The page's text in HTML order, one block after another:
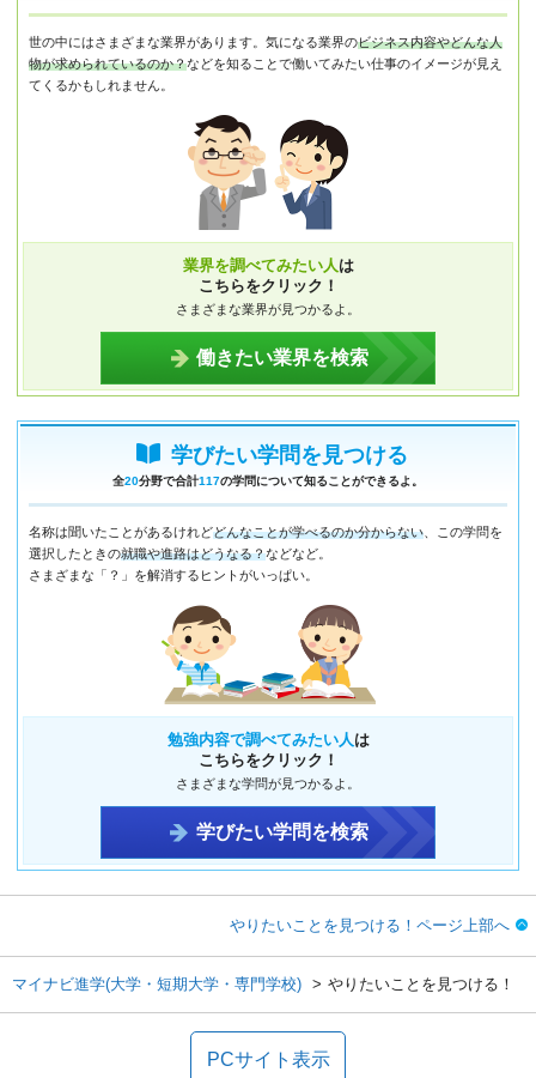
世の中にはさまざまな業界があります。気になる業界のビジネス内容やどんな人
物が求められているのか？などを知ることで働いてみたい仕事のイメージが見え
てくるかもしれません。
業界を調べてみたい人は
こちらをクリック！
さまざまな業界が見つかるよ。
働きたい業界を検索
学びたい学問を見つける
全20分野で合計117の学問について知ることができるよ。
名称は聞いたことがあるけれどどんなことが学べるのか分からない 、この学問を
選択したときの就職や進路はどうなる？などなど。
さまざまな「？」を解消するヒントがいっぱい。
勉強内容で調べてみたい人は
こちらをクリック！
さまざまな学問が見つかるよ。
学びたい学問を検索
やりたいことを見つける！ページ上部へ
マイナビ進学(大学・短期大学・専門学校) やりたいことを見つける！
PCサイト表示